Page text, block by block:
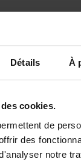
Détails À
cookies.
de
des
notre
5 meilleurs
la fasciite
chez soi
Kim Van Deventer